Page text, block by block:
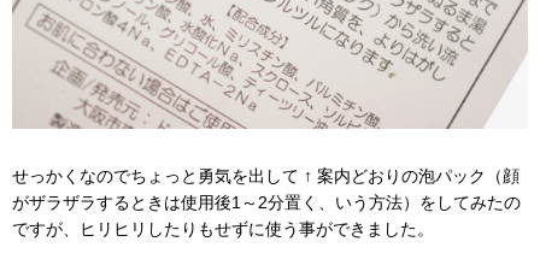
せっかくなのでちょっと勇気を出して ↑ 案内どおりの泡パック（顔
がザラザラするときは使用後1～2分置く、いう方法）をしてみたの
ですが、ヒリヒリしたりもせずに使う事ができました。